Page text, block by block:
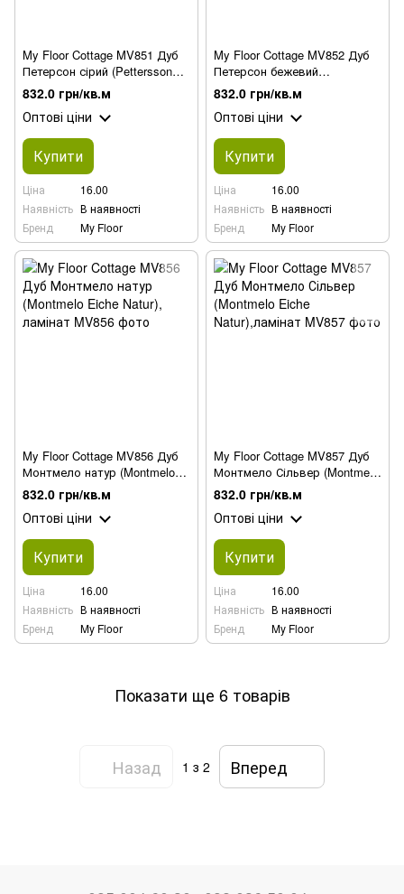
My Floor Cottage MV851 Дуб
Петерсон сірий (Pettersson
Eiche Grau), ламінат
832.0 грн/кв.м
Оптові ціни
Купити
Ціна
16.00
Наявність В наявності
Бренд
My Floor
My Floor Cottage MV852 Дуб
Петерсон бежевий
(Pettersson Eiche Grau),
ламінат
832.0 грн/кв.м
Оптові ціни
Купити
Ціна
16.00
Наявність В наявності
Бренд
My Floor
My Floor Cottage MV856 Дуб
Монтмело натур (Montmelo
Eiche Natur), ламінат
832.0 грн/кв.м
Оптові ціни
Купити
Ціна
16.00
Наявність В наявності
Бренд
My Floor
My Floor Cottage MV857 Дуб
Монтмело Сільвер (Montmelo
Eiche Natur),ламінат
832.0 грн/кв.м
Оптові ціни
Купити
Ціна
16.00
Наявність В наявності
Бренд
My Floor
Показати ще 6 товарів
Назад 1 з 2 Вперед